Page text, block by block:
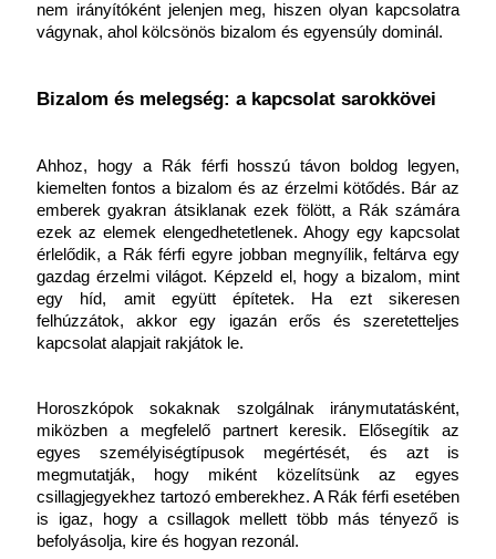
nem irányítóként jelenjen meg, hiszen olyan kapcsolatra
vágynak, ahol kölcsönös bizalom és egyensúly dominál.
Bizalom és melegség: a kapcsolat sarokkövei
Ahhoz, hogy a Rák férfi hosszú távon boldog legyen,
kiemelten fontos a bizalom és az érzelmi kötődés. Bár az
emberek gyakran átsiklanak ezek fölött, a Rák számára
ezek az elemek elengedhetetlenek. Ahogy egy kapcsolat
érlelődik, a Rák férfi egyre jobban megnyílik, feltárva egy
gazdag érzelmi világot. Képzeld el, hogy a bizalom, mint
egy híd, amit együtt építetek. Ha ezt sikeresen
felhúzzátok, akkor egy igazán erős és szeretetteljes
kapcsolat alapjait rakjátok le.
Horoszkópok sokaknak szolgálnak iránymutatásként,
miközben a megfelelő partnert keresik. Elősegítik az
egyes személyiségtípusok megértését, és azt is
megmutatják, hogy miként közelítsünk az egyes
csillagjegyekhez tartozó emberekhez. A Rák férfi esetében
is igaz, hogy a csillagok mellett több más tényező is
befolyásolja, kire és hogyan rezonál.